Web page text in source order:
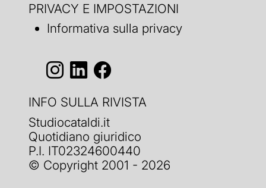
PRIVACY E IMPOSTAZIONI
Informativa sulla privacy
INFO SULLA RIVISTA
Studiocataldi.it
Quotidiano giuridico
P.I. IT02324600440
© Copyright 2001 - 2026